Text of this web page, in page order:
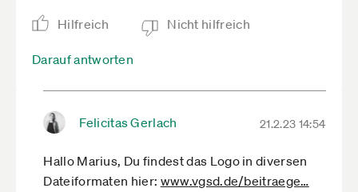
Hilfreich Nicht hilfreich
Darauf antworten
Felicitas Gerlach 21.2.23 14:54
Hallo Marius, Du findest das Logo in diversen
Dateiformaten hier: www.vgsd.de­/beitraege­…